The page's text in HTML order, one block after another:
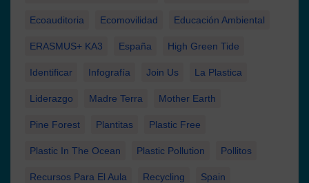
Ecoauditoria Ecomovilidad Educación Ambiental
ERASMUS+ KA3 España High Green Tide
Identificar Infografía Join Us La Plastica
Liderazgo Madre Terra Mother Earth
Pine Forest Plantitas Plastic Free
Plastic In The Ocean Plastic Pollution Pollitos
Recursos Para El Aula Recycling Spain